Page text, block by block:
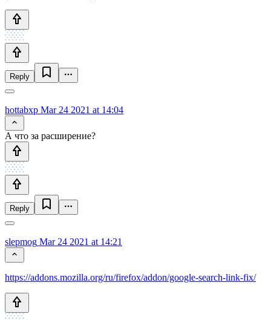
Reply
hottabxp Mar 24 2021 at 14:04
А что за расширение?
Reply
slepmog Mar 24 2021 at 14:21
https://addons.mozilla.org/ru/firefox/addon/google-search-link-fix/